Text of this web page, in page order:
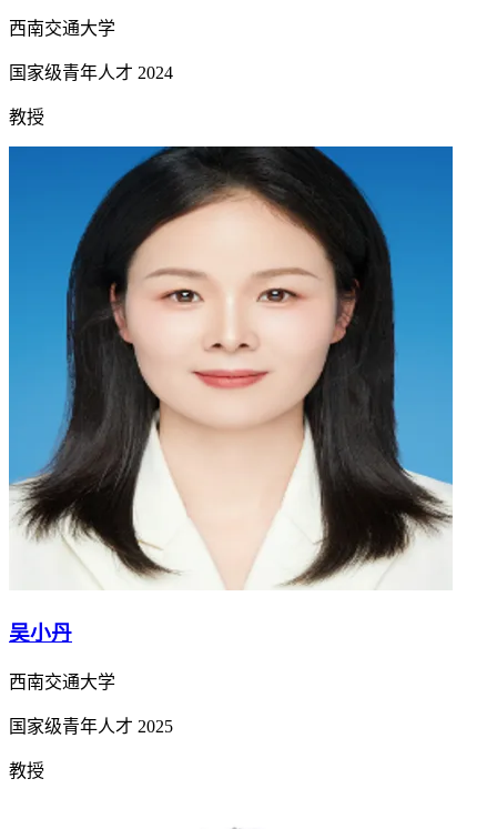
西南交通大学
国家级青年人才 2024
教授
吴小丹
西南交通大学
国家级青年人才 2025
教授